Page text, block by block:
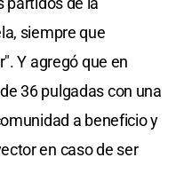
siempre que
Y agregó que en
36 pulgadas con una
a beneficio y
en caso de ser